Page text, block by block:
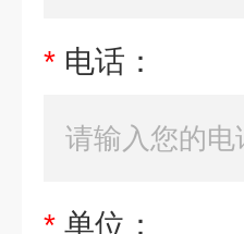
* 电话：
* 单位：